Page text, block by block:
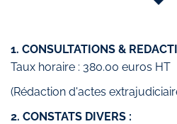
1. CONSULTATIONS &
Taux horaire : 380.00 euros HT
(Rédaction d'actes
2. CONSTATS DIVERS :